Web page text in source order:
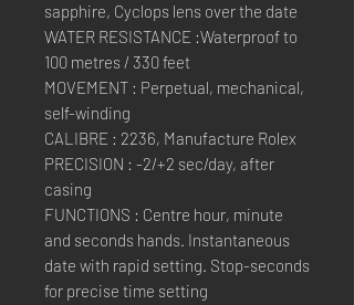
sapphire, Cyclops lens over the date
WATER RESISTANCE :Waterproof to
100 metres / 330 feet
MOVEMENT : Perpetual, mechanical,
self-winding
CALIBRE : 2236, Manufacture Rolex
PRECISION : -2/+2 sec/day, after
casing
FUNCTIONS : Centre hour, minute
and seconds hands. Instantaneous
date with rapid setting. Stop-seconds
for precise time setting